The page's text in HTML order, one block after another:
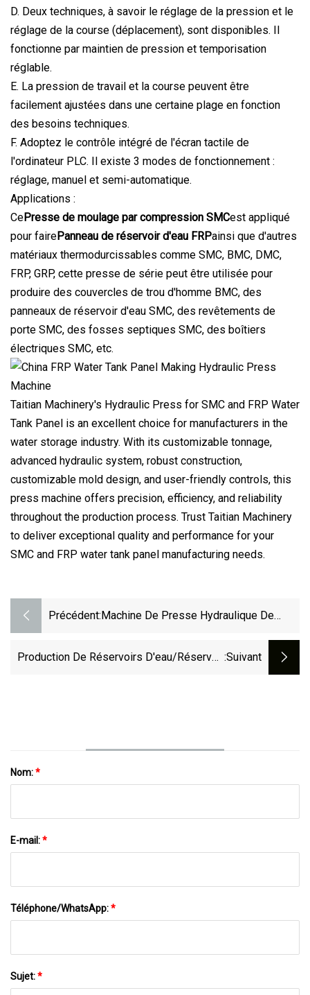
D. Deux techniques, à savoir le réglage de la pression et le
réglage de la course (déplacement), sont disponibles. Il
fonctionne par maintien de pression et temporisation
réglable.
E. La pression de travail et la course peuvent être
facilement ajustées dans une certaine plage en fonction
des besoins techniques.
F. Adoptez le contrôle intégré de l'écran tactile de
l'ordinateur PLC. Il existe 3 modes de fonctionnement :
réglage, manuel et semi-automatique.
Applications :
CePresse de moulage par compression SMCest appliqué
pour fairePanneau de réservoir d'eau FRPainsi que d'autres
matériaux thermodurcissables comme SMC, BMC, DMC,
FRP, GRP, cette presse de série peut être utilisée pour
produire des couvercles de trou d'homme BMC, des
panneaux de réservoir d'eau SMC, des revêtements de
porte SMC, des fosses septiques SMC, des boîtiers
électriques SMC, etc.
Taitian Machinery's Hydraulic Press for SMC and FRP Water
Tank Panel is an excellent choice for manufacturers in the
water storage industry. With its customizable tonnage,
advanced hydraulic system, robust construction,
customizable mold design, and user-friendly controls, this
press machine offers precision, efficiency, and reliability
throughout the production process. Trust Taitian Machinery
to deliver exceptional quality and performance for your
SMC and FRP water tank panel manufacturing needs.
Précédent:Machine De Presse Hydraulique De
Production De Réservoirs D'eau/réservoir :suivant
Nom:*
E-mail:*
Téléphone/WhatsApp:*
Sujet:*